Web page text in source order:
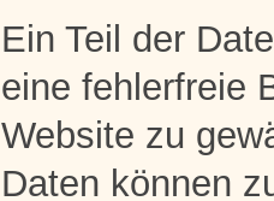
Ein Teil der
eine fehlerfreie
Website zu
Daten können